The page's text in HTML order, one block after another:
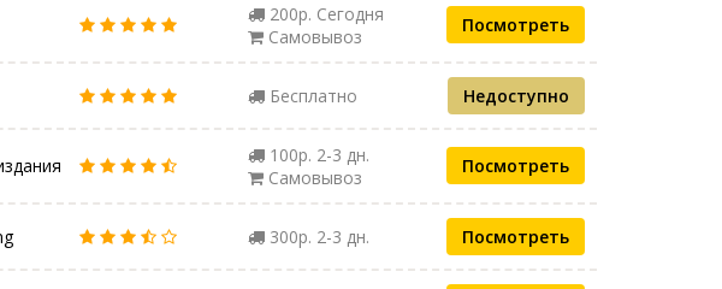
200р. Сегодня
Самовывоз
Посмотреть
Бесплатно Недоступно
100р. 2-3 дн.
Самовывоз
Посмотреть
300р. 2-3 дн. Посмотреть